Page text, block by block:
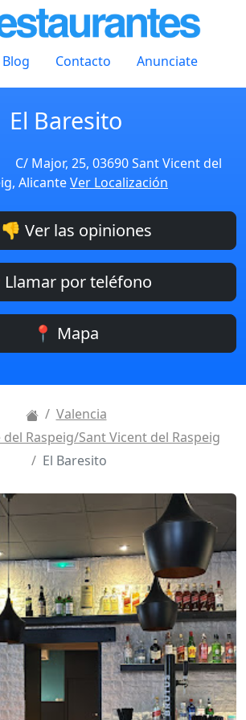
Blog Contacto Anunciate
El Baresito
C/ Major, 25, 03690 Sant Vicent del
AlicanteVer Localización
Ver las opiniones
por teléfono
📍 Mapa
Valencia
del Raspeig/Sant Vicent del Raspeig
El Baresito